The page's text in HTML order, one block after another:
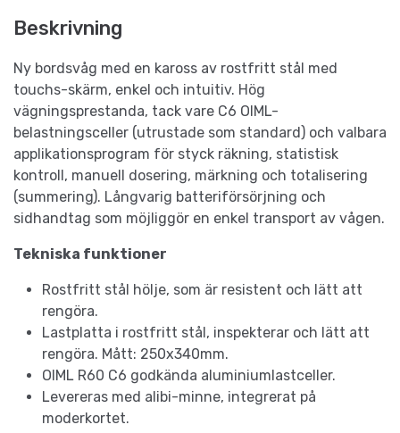
Beskrivning
Ny bordsvåg med en kaross av rostfritt stål med
touchs-skärm, enkel och intuitiv. Hög
vägningsprestanda, tack vare C6 OIML-
belastningsceller (utrustade som standard) och valbara
applikationsprogram för styck räkning, statistisk
kontroll, manuell dosering, märkning och totalisering
(summering). Långvarig batteriförsörjning och
sidhandtag som möjliggör en enkel transport av vågen.
Tekniska funktioner
Rostfritt stål hölje, som är resistent och lätt att
rengöra.
Lastplatta i rostfritt stål, inspekterar och lätt att
rengöra. Mått: 250x340mm.
OIML R60 C6 godkända aluminiumlastceller.
Levereras med alibi-minne, integrerat på
moderkortet.